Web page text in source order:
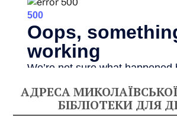
АДРЕСА
БІБЛІОТЕКИ ДЛЯ